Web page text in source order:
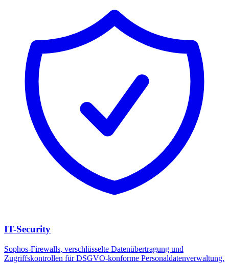
IT-Security
Sophos-Firewalls, verschlüsselte Datenübertragung und
Zugriffskontrollen für DSGVO-konforme Personaldatenverwaltung.